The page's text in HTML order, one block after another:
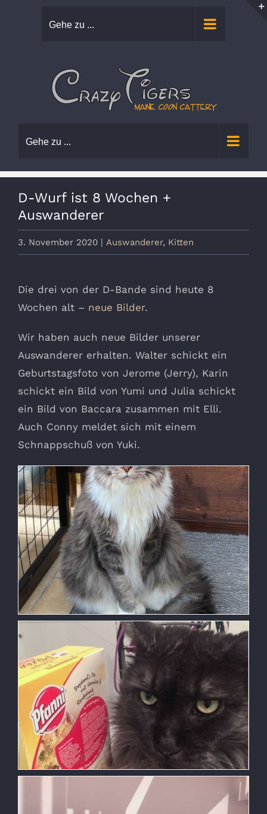
Gehe zu ...
Gehe zu ...
D-Wurf ist 8 Wochen +
Auswanderer
3. November 2020 | Auswanderer, Kitten
Die drei von der D-Bande sind heute 8
Wochen alt – neue Bilder.
Wir haben auch neue Bilder unserer
Auswanderer erhalten. Walter schickt ein
Geburtstagsfoto von Jerome (Jerry), Karin
schickt ein Bild von Yumi und Julia schickt
ein Bild von Baccara zusammen mit Elli.
Auch Conny meldet sich mit einem
Schnappschuß von Yuki.